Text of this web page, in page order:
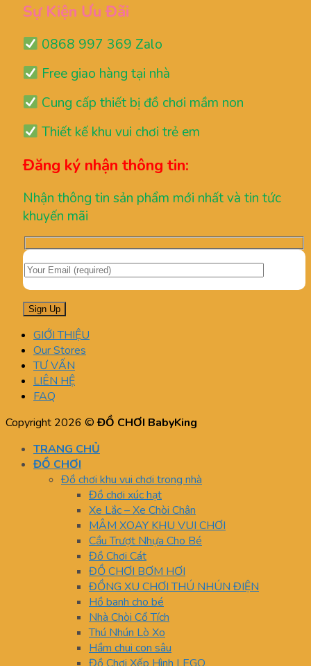
Sự Kiện Ưu Đãi
0868 997 369 Zalo
Free giao hàng tại nhà
Cung cấp thiết bị đồ chơi mầm non
Thiết kế khu vui chơi trẻ em
Đăng ký nhận thông tin:
Nhận thông tin sản phẩm mới nhất và tin tức
khuyến mãi
GIỚI THIỆU
Our Stores
TƯ VẤN
LIÊN HỆ
FAQ
Copyright 2026 ©ĐỒ CHƠI BabyKing
TRANG CHỦ
ĐỒ CHƠI
Đồ chơi khu vui chơi trong nhà
Đồ chơi xúc hạt
Xe Lắc – Xe Chòi Chân
MÂM XOAY KHU VUI CHƠI
Cầu Trượt Nhựa Cho Bé
Đồ Chơi Cát
ĐỒ CHƠI BƠM HƠI
ĐỒNG XU CHƠI THÚ NHÚN ĐIỆN
Hồ banh cho bé
Nhà Chòi Cổ Tích
Thú Nhún Lò Xo
Hầm chui con sâu